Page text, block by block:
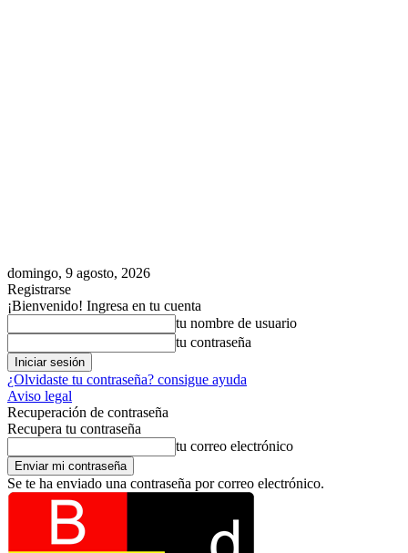
domingo, 9 agosto, 2026
Registrarse
¡Bienvenido! Ingresa en tu cuenta
tu nombre de usuario
tu contraseña
¿Olvidaste tu contraseña? consigue ayuda
Aviso legal
Recuperación de contraseña
Recupera tu contraseña
tu correo electrónico
Se te ha enviado una contraseña por correo electrónico.